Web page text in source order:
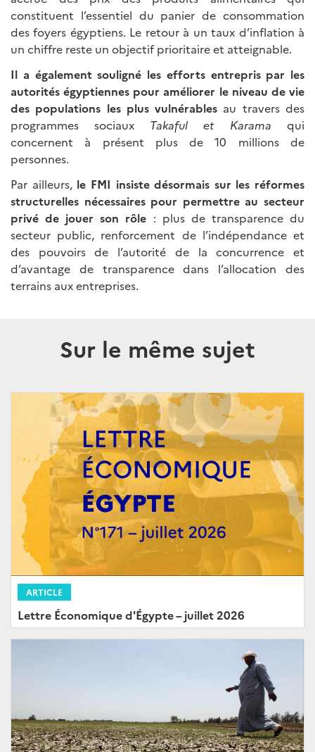
constituent l’essentiel du panier de consommation
des foyers égyptiens. Le retour à un taux d’inflation à
un chiffre reste un objectif prioritaire et atteignable.
Il a également souligné les efforts entrepris par les
autorités égyptiennes pour améliorer le niveau de vie
des populations les plus vulnérables au travers des
programmes sociaux Takaful et Karama qui
concernent à présent plus de 10 millions de
personnes.
Par ailleurs, le FMI insiste désormais sur les réformes
structurelles nécessaires pour permettre au secteur
privé de jouer son rôle : plus de transparence du
secteur public, renforcement de l’indépendance et
des pouvoirs de l’autorité de la concurrence et
d’avantage de transparence dans l’allocation des
terrains aux entreprises.
Sur le même sujet
ARTICLE
Lettre Économique d'Égypte – juillet 2026